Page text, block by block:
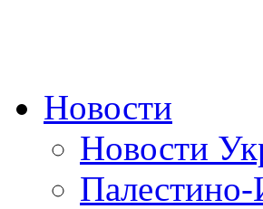
Новости
Новости